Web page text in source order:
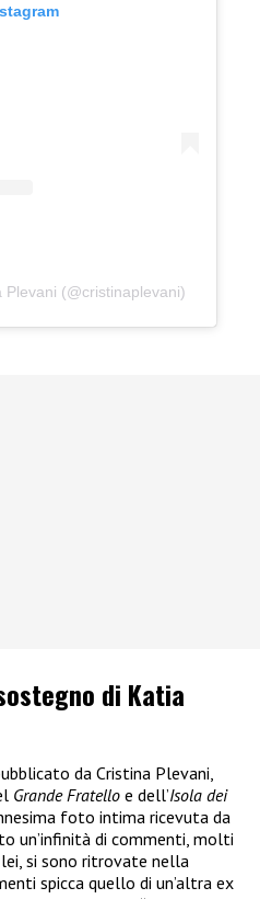
(@cristinaplevani)
di Katia
da Cristina Plevani,
Grande Fratello e dell’Isola dei
foto intima ricevuta da
un’infinità di commenti, molti
si sono ritrovate nella
spicca quello di un’altra ex